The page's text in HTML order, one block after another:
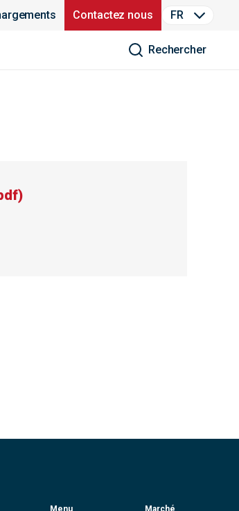
Contactez nous FR
Rechercher
)